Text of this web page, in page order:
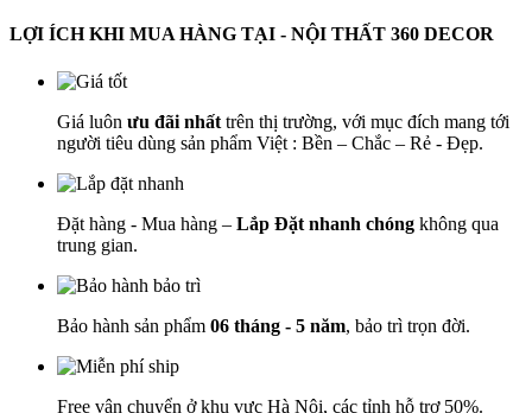
LỢI ÍCH KHI MUA HÀNG TẠI - NỘI THẤT 360 DECOR
Giá luôn ưu đãi nhất trên thị trường, với mục đích mang tới
người tiêu dùng sản phẩm Việt : Bền – Chắc – Rẻ - Đẹp.
Đặt hàng - Mua hàng – Lắp Đặt nhanh chóng không qua
trung gian.
Bảo hành sản phẩm 06 tháng - 5 năm, bảo trì trọn đời.
Free vận chuyển ở khu vực Hà Nội, các tỉnh hỗ trợ 50%.